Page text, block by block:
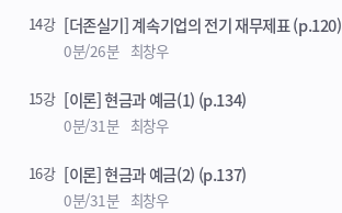
14강 [더존실기] 계속기업의 전기 재무제표 (p.120)
0분/26분 최창우
15강 [이론] 현금과 예금(1) (p.134)
0분/31분 최창우
16강 [이론] 현금과 예금(2) (p.137)
0분/31분 최창우